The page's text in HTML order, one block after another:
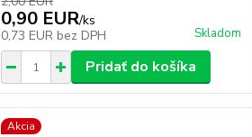
0,90 EUR/ks
0,73 EUR bez DPH Skladom
Pridať do košíka
Akcia